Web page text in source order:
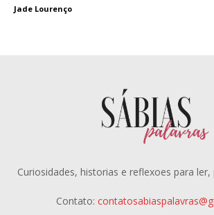
Jade Lourenço
Curiosidades, historias e reflexoes para ler,
Contato: